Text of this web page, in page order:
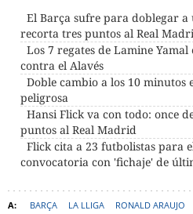
El Barça sufre para doblegar a
recorta tres puntos al Real
Los 7 regates de Lamine
contra el Alavés
Doble cambio a los 10 minutos
peligrosa
Hansi Flick va con todo: once
puntos al Real Madrid
Flick cita a 23 futbolistas para
convocatoria con 'fichaje' de
BARÇA LA LLIGA RONALD ARAUJO